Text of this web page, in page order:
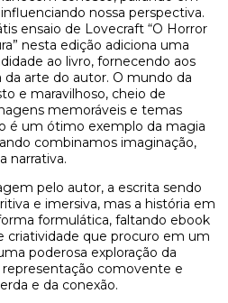
nossa perspectiva.
ensaio de Lovecraft “O Horror
nesta edição adiciona uma
ao livro, fornecendo aos
da arte do autor. O mundo da
e maravilhoso, cheio de
memoráveis e temas
é um ótimo exemplo da magia
combinamos imaginação,
narrativa.
pelo autor, a escrita sendo
e imersiva, mas a história em
formulática, faltando ebook
criatividade que procuro em um
poderosa exploração da
comovente e
e da conexão.